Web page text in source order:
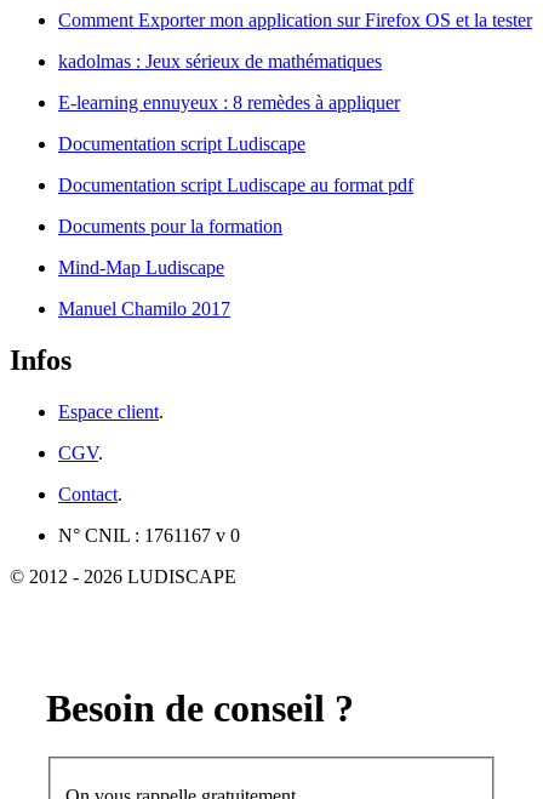
Comment Exporter mon application sur Firefox OS et la tester
kadolmas : Jeux sérieux de mathématiques
E-learning ennuyeux : 8 remèdes à appliquer
Documentation script Ludiscape
Documentation script Ludiscape au format pdf
Documents pour la formation
Mind-Map Ludiscape
Manuel Chamilo 2017
Infos
Espace client.
CGV.
Contact.
N° CNIL : 1761167 v 0
© 2012 - 2026 LUDISCAPE
Besoin de conseil ?